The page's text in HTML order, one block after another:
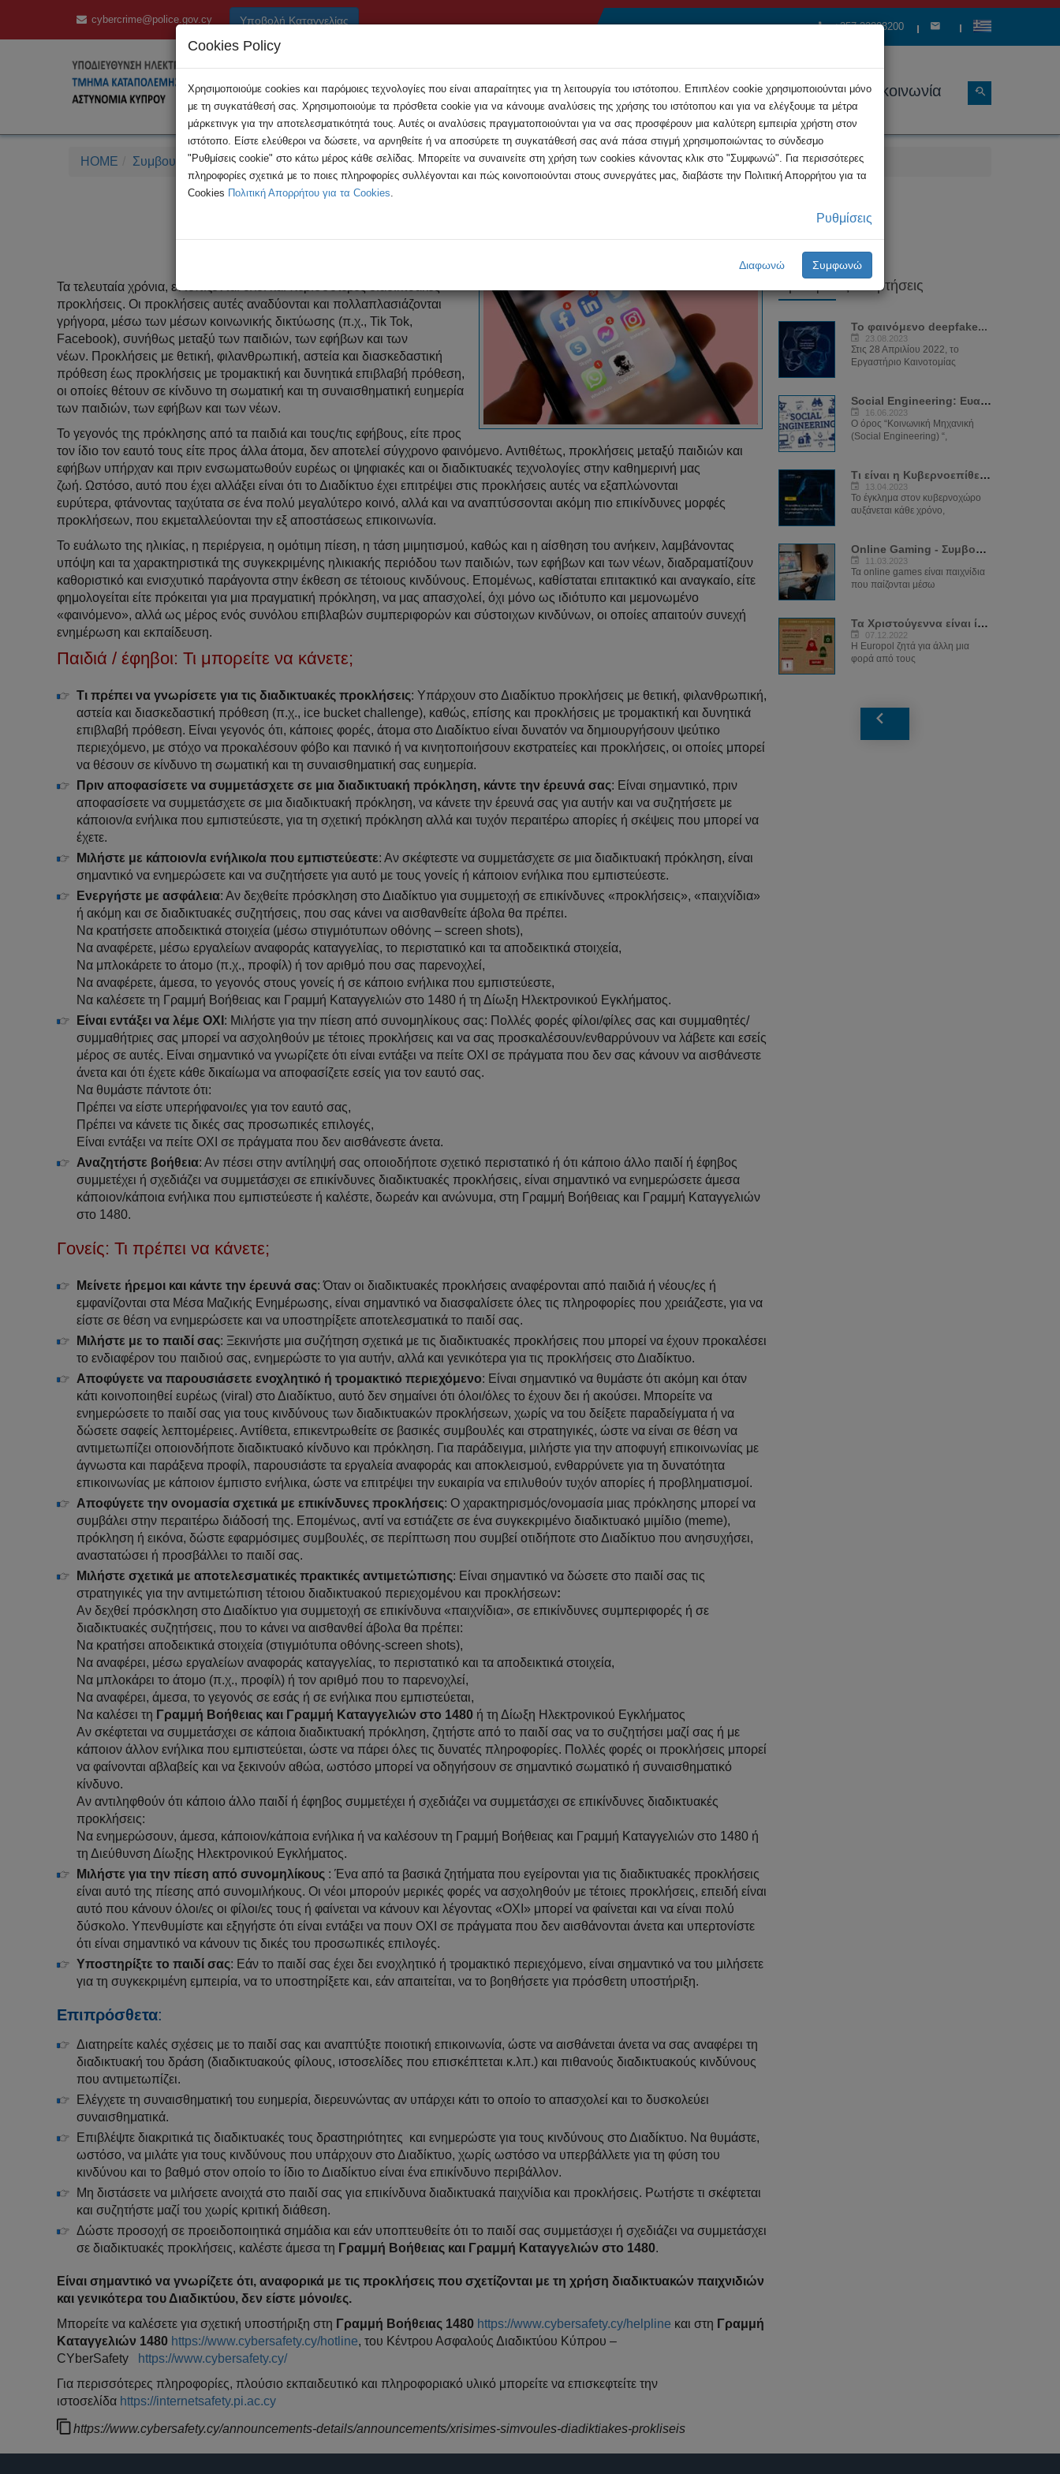
cybercrime@police.gov.cy Υποβολή Καταγγελίας +357 22808200
Αρχική Συμβουλές Εκδηλώσεις Ανακοινώσεις Διάρθρωση Επικοινωνία
HOME Συμβουλές Ασφάλεια στο Διαδίκτυο Διαδικτυακές Προκλήσεις - Τρόποι αντιμετώπισης
Τα τελευταία χρόνια, εντοπίζονται όλοι και περισσότερες διαδικτυακές
προκλήσεις. Οι προκλήσεις αυτές αναδύονται και πολλαπλασιάζονται
γρήγορα, μέσω των μέσων κοινωνικής δικτύωσης (π.χ., Tik Tok,
Facebook), συνήθως μεταξύ των παιδιών, των εφήβων και των
νέων. Προκλήσεις με θετική, φιλανθρωπική, αστεία και διασκεδαστική
πρόθεση έως προκλήσεις με τρομακτική και δυνητικά επιβλαβή πρόθεση,
οι οποίες θέτουν σε κίνδυνο τη σωματική και τη συναισθηματική ευημερία
των παιδιών, των εφήβων και των νέων.
Το γεγονός της πρόκλησης από τα παιδιά και τους/τις εφήβους, είτε προς
τον ίδιο τον εαυτό τους είτε προς άλλα άτομα, δεν αποτελεί σύγχρονο φαινόμενο. Αντιθέτως, προκλήσεις μεταξύ παιδιών και
εφήβων υπήρχαν και πριν ενσωματωθούν ευρέως οι ψηφιακές και οι διαδικτυακές τεχνολογίες στην καθημερινή μας
ζωή. Ωστόσο, αυτό που έχει αλλάξει είναι ότι το Διαδίκτυο έχει επιτρέψει στις προκλήσεις αυτές να εξαπλώνονται
ευρύτερα, φτάνοντας ταχύτατα σε ένα πολύ μεγαλύτερο κοινό, αλλά και να αναπτύσσονται ακόμη πιο επικίνδυνες μορφές
προκλήσεων, που εκμεταλλεύονται την εξ αποστάσεως επικοινωνία.
Το ευάλωτο της ηλικίας, η περιέργεια, η ομότιμη πίεση, η τάση μιμητισμού, καθώς και η αίσθηση του ανήκειν, λαμβάνοντας
υπόψη και τα χαρακτηριστικά της συγκεκριμένης ηλικιακής περιόδου των παιδιών, των εφήβων και των νέων, διαδραματίζουν
καθοριστικό και ενισχυτικό παράγοντα στην έκθεση σε τέτοιους κινδύνους. Επομένως, καθίσταται επιτακτικό και αναγκαίο, είτε
φημολογείται είτε πρόκειται για μια πραγματική πρόκληση, να μας απασχολεί, όχι μόνο ως ιδιότυπο και μεμονωμένο
«φαινόμενο», αλλά ως μέρος ενός συνόλου επιβλαβών συμπεριφορών και σύστοιχων κινδύνων, οι οποίες απαιτούν συνεχή
ενημέρωση και εκπαίδευση.
Παιδιά / έφηβοι: Τι μπορείτε να κάνετε;
Τι πρέπει να γνωρίσετε για τις διαδικτυακές προκλήσεις: Υπάρχουν στο Διαδίκτυο προκλήσεις με θετική, φιλανθρωπική,
αστεία και διασκεδαστική πρόθεση (π.χ., ice bucket challenge), καθώς, επίσης και προκλήσεις με τρομακτική και δυνητικά
επιβλαβή πρόθεση. Είναι γεγονός ότι, κάποιες φορές, άτομα στο Διαδίκτυο είναι δυνατόν να δημιουργήσουν ψεύτικο
περιεχόμενο, με στόχο να προκαλέσουν φόβο και πανικό ή να κινητοποιήσουν εκστρατείες και προκλήσεις, οι οποίες μπορεί
να θέσουν σε κίνδυνο τη σωματική και τη συναισθηματική σας ευημερία.
Πριν αποφασίσετε να συμμετάσχετε σε μια διαδικτυακή πρόκληση, κάντε την έρευνά σας: Είναι σημαντικό, πριν
αποφασίσετε να συμμετάσχετε σε μια διαδικτυακή πρόκληση, να κάνετε την έρευνά σας για αυτήν και να συζητήσετε με
κάποιον/α ενήλικα που εμπιστεύεστε, για τη σχετική πρόκληση αλλά και τυχόν περαιτέρω απορίες ή σκέψεις που μπορεί να
έχετε.
Μιλήστε με κάποιον/α ενήλικο/α που εμπιστεύεστε: Αν σκέφτεστε να συμμετάσχετε σε μια διαδικτυακή πρόκληση, είναι
σημαντικό να ενημερώσετε και να συζητήσετε για αυτό με τους γονείς ή κάποιον ενήλικα που εμπιστεύεστε.
Ενεργήστε με ασφάλεια: Αν δεχθείτε πρόσκληση στο Διαδίκτυο για συμμετοχή σε επικίνδυνες «προκλήσεις», «παιχνίδια»
ή ακόμη και σε διαδικτυακές συζητήσεις, που σας κάνει να αισθανθείτε άβολα θα πρέπει.
Να κρατήσετε αποδεικτικά στοιχεία (μέσω στιγμιότυπων οθόνης – screen shots),
Να αναφέρετε, μέσω εργαλείων αναφοράς καταγγελίας, το περιστατικό και τα αποδεικτικά στοιχεία,
Να μπλοκάρετε το άτομο (π.χ., προφίλ) ή τον αριθμό που σας παρενοχλεί,
Να αναφέρετε, άμεσα, το γεγονός στους γονείς ή σε κάποιο ενήλικα που εμπιστεύεστε,
Να καλέσετε τη Γραμμή Βοήθειας και Γραμμή Καταγγελιών στο 1480 ή τη Δίωξη Ηλεκτρονικού Εγκλήματος.
Είναι εντάξει να λέμε ΟΧΙ : Μιλήστε για την πίεση από συνομηλίκους σας: Πολλές φορές φίλοι/φίλες σας και συμμαθητές/
συμμαθήτριες σας μπορεί να ασχοληθούν με τέτοιες προκλήσεις και να σας προσκαλέσουν/ενθαρρύνουν να λάβετε και εσείς
μέρος σε αυτές. Είναι σημαντικό να γνωρίζετε ότι είναι εντάξει να πείτε ΟΧΙ σε πράγματα που δεν σας κάνουν να αισθάνεστε
άνετα και ότι έχετε κάθε δικαίωμα να αποφασίζετε εσείς για τον εαυτό σας.
Να θυμάστε πάντοτε ότι:
Πρέπει να είστε υπερήφανοι/ες για τον εαυτό σας,
Πρέπει να κάνετε τις δικές σας προσωπικές επιλογές,
Είναι εντάξει να πείτε ΟΧΙ σε πράγματα που δεν αισθάνεστε άνετα.
Αναζητήστε βοήθεια: Αν πέσει στην αντίληψή σας οποιοδήποτε σχετικό περιστατικό ή ότι κάποιο άλλο παιδί ή έφηβος
συμμετέχει ή σχεδιάζει να συμμετάσχει σε επικίνδυνες διαδικτυακές προκλήσεις, είναι σημαντικό να ενημερώσετε άμεσα
κάποιον/κάποια ενήλικα που εμπιστεύεστε ή καλέστε, δωρεάν και ανώνυμα, στη Γραμμή Βοήθειας και Γραμμή Καταγγελιών
στο 1480.
Γονείς: Τι πρέπει να κάνετε;
Μείνετε ήρεμοι και κάντε την έρευνά σας: Όταν οι διαδικτυακές προκλήσεις αναφέρονται από παιδιά ή νέους/ες ή
εμφανίζονται στα Μέσα Μαζικής Ενημέρωσης, είναι σημαντικό να διασφαλίσετε όλες τις πληροφορίες που χρειάζεστε, για να
είστε σε θέση να ενημερώσετε και να υποστηρίξετε αποτελεσματικά το παιδί σας.
Μιλήστε με το παιδί σας: Ξεκινήστε μια συζήτηση σχετικά με τις διαδικτυακές προκλήσεις που μπορεί να έχουν προκαλέσει
το ενδιαφέρον του παιδιού σας, ενημερώστε το για αυτήν, αλλά και γενικότερα για τις προκλήσεις στο Διαδίκτυο.
Αποφύγετε να παρουσιάσετε ενοχλητικό ή τρομακτικό περιεχόμενο: Είναι σημαντικό να θυμάστε ότι ακόμη και όταν
κάτι κοινοποιηθεί ευρέως (viral) στο Διαδίκτυο, αυτό δεν σημαίνει ότι όλοι/όλες το έχουν δει ή ακούσει. Μπορείτε να
ενημερώσετε το παιδί σας για τους κινδύνους των διαδικτυακών προκλήσεων, χωρίς να του δείξετε παραδείγματα ή να
δώσετε σαφείς λεπτομέρειες. Αντίθετα, επικεντρωθείτε σε βασικές συμβουλές και στρατηγικές, ώστε να είναι σε θέση να
αντιμετωπίζει οποιονδήποτε διαδικτυακό κίνδυνο και πρόκληση. Για παράδειγμα, μιλήστε για την αποφυγή επικοινωνίας με
άγνωστα και παράξενα προφίλ, παρουσιάστε τα εργαλεία αναφοράς και αποκλεισμού, ενθαρρύνετε για τη δυνατότητα
επικοινωνίας με κάποιον έμπιστο ενήλικα, ώστε να επιτρέψει την ευκαιρία να επιλυθούν τυχόν απορίες ή προβληματισμοί.
Αποφύγετε την ονομασία σχετικά με επικίνδυνες προκλήσεις: Ο χαρακτηρισμός/ονομασία μιας πρόκλησης μπορεί να
συμβάλει στην περαιτέρω διάδοσή της. Επομένως, αντί να εστιάζετε σε ένα συγκεκριμένο διαδικτυακό μιμίδιο (meme),
πρόκληση ή εικόνα, δώστε εφαρμόσιμες συμβουλές, σε περίπτωση που συμβεί οτιδήποτε στο Διαδίκτυο που ανησυχήσει,
αναστατώσει ή προσβάλλει το παιδί σας.
Μιλήστε σχετικά με αποτελεσματικές πρακτικές αντιμετώπισης: Είναι σημαντικό να δώσετε στο παιδί σας τις
στρατηγικές για την αντιμετώπιση τέτοιου διαδικτυακού περιεχομένου και προκλήσεων:
Αν δεχθεί πρόσκληση στο Διαδίκτυο για συμμετοχή σε επικίνδυνα «παιχνίδια», σε επικίνδυνες συμπεριφορές ή σε
διαδικτυακές συζητήσεις, που το κάνει να αισθανθεί άβολα θα πρέπει:
Να κρατήσει αποδεικτικά στοιχεία (στιγμιότυπα οθόνης-screen shots),
Να αναφέρει, μέσω εργαλείων αναφοράς καταγγελίας, το περιστατικό και τα αποδεικτικά στοιχεία,
Να μπλοκάρει το άτομο (π.χ., προφίλ) ή τον αριθμό που το παρενοχλεί,
Να αναφέρει, άμεσα, το γεγονός σε εσάς ή σε ενήλικα που εμπιστεύεται,
Να καλέσει τη Γραμμή Βοήθειας και Γραμμή Καταγγελιών στο 1480 ή τη Δίωξη Ηλεκτρονικού Εγκλήματος
Αν σκέφτεται να συμμετάσχει σε κάποια διαδικτυακή πρόκληση, ζητήστε από το παιδί σας να το συζητήσει μαζί σας ή με
κάποιον άλλον ενήλικα που εμπιστεύεται, ώστε να πάρει όλες τις δυνατές πληροφορίες. Πολλές φορές οι προκλήσεις μπορεί
να φαίνονται αβλαβείς και να ξεκινούν αθώα, ωστόσο μπορεί να οδηγήσουν σε σημαντικό σωματικό ή συναισθηματικό
κίνδυνο.
Αν αντιληφθούν ότι κάποιο άλλο παιδί ή έφηβος συμμετέχει ή σχεδιάζει να συμμετάσχει σε επικίνδυνες διαδικτυακές
προκλήσεις:
Να ενημερώσουν, άμεσα, κάποιον/κάποια ενήλικα ή να καλέσουν τη Γραμμή Βοήθειας και Γραμμή Καταγγελιών στο 1480 ή
τη Διεύθυνση Δίωξης Ηλεκτρονικού Εγκλήματος.
Μιλήστε για την πίεση από συνομηλίκους : Ένα από τα βασικά ζητήματα που εγείρονται για τις διαδικτυακές προκλήσεις
είναι αυτό της πίεσης από συνομιλήκους. Οι νέοι μπορούν μερικές φορές να ασχοληθούν με τέτοιες προκλήσεις, επειδή είναι
αυτό που κάνουν όλοι/ες οι φίλοι/ες τους ή φαίνεται να κάνουν και λέγοντας «ΟΧΙ» μπορεί να φαίνεται και να είναι πολύ
δύσκολο. Υπενθυμίστε και εξηγήστε ότι είναι εντάξει να πουν ΟΧΙ σε πράγματα που δεν αισθάνονται άνετα και υπερτονίστε
ότι είναι σημαντικό να κάνουν τις δικές του προσωπικές επιλογές.
Υποστηρίξτε το παιδί σας: Εάν το παιδί σας έχει δει ενοχλητικό ή τρομακτικό περιεχόμενο, είναι σημαντικό να του μιλήσετε
για τη συγκεκριμένη εμπειρία, να το υποστηρίξετε και, εάν απαιτείται, να το βοηθήσετε για πρόσθετη υποστήριξη.
Επιπρόσθετα:
Διατηρείτε καλές σχέσεις με το παιδί σας και αναπτύξτε ποιοτική επικοινωνία, ώστε να αισθάνεται άνετα να σας αναφέρει τη
διαδικτυακή του δράση (διαδικτυακούς φίλους, ιστοσελίδες που επισκέπτεται κ.λπ.) και πιθανούς διαδικτυακούς κινδύνους
που αντιμετωπίζει.
Ελέγχετε τη συναισθηματική του ευημερία, διερευνώντας αν υπάρχει κάτι το οποίο το απασχολεί και το δυσκολεύει
συναισθηματικά.
Επιβλέψτε διακριτικά τις διαδικτυακές τους δραστηριότητες και ενημερώστε για τους κινδύνους στο Διαδίκτυο. Να θυμάστε,
ωστόσο, να μιλάτε για τους κινδύνους που υπάρχουν στο Διαδίκτυο, χωρίς ωστόσο να υπερβάλλετε για τη φύση του
κινδύνου και το βαθμό στον οποίο το ίδιο το Διαδίκτυο είναι ένα επικίνδυνο περιβάλλον.
Μη διστάσετε να μιλήσετε ανοιχτά στο παιδί σας για επικίνδυνα διαδικτυακά παιχνίδια και προκλήσεις. Ρωτήστε τι σκέφτεται
και συζητήστε μαζί του χωρίς κριτική διάθεση.
Δώστε προσοχή σε προειδοποιητικά σημάδια και εάν υποπτευθείτε ότι το παιδί σας συμμετάσχει ή σχεδιάζει να συμμετάσχει
σε διαδικτυακές προκλήσεις, καλέστε άμεσα τη Γραμμή Βοήθειας και Γραμμή Καταγγελιών στο 1480.
Είναι σημαντικό να γνωρίζετε ότι, αναφορικά με τις προκλήσεις που σχετίζονται με τη χρήση διαδικτυακών παιχνιδιών
και γενικότερα του Διαδικτύου, δεν είστε μόνοι/ες.
Μπορείτε να καλέσετε για σχετική υποστήριξη στη Γραμμή Βοήθειας 1480 https://www.cybersafety.cy/helpline και στη Γραμμή
Καταγγελιών 1480 https://www.cybersafety.cy/hotline, του Κέντρου Ασφαλούς Διαδικτύου Κύπρου –
CYberSafety
https://www.cybersafety.cy/
Για περισσότερες πληροφορίες, πλούσιο εκπαιδευτικό και πληροφοριακό υλικό μπορείτε να επισκεφτείτε την
ιστοσελίδα https://internetsafety.pi.ac.cy
Πρόσφατες Αναρτήσεις
Το φαινόμενο deepfake...
23.08.2023
Στις 28 Απριλίου 2022, το
Εργαστήριο Καινοτομίας
Social Engineering: Ευαισθητοποίηση των...
16.06.2023
O όρος “Κοινωνική Μηχανική
(Social Engineering) “,
Τι είναι η Κυβερνοεπίθεση και ποιοί οι...
13.04.2023
Το έγκλημα στον κυβερνοχώρο
αυξάνεται κάθε χρόνο,
Online Gaming - Συμβουλές για γονείς...
11.03.2023
Τα online games είναι παιχνίδια
που παίζονται μέσω
Τα Χριστούγεννα είναι ίσως η...
07.12.2022
Η Europol ζητά για άλλη μια
φορά από τους
https://www.cybersafety.cy/announcements-details/announcements/xrisimes-simvoules-diadiktiakes-prokliseis
Cookies Policy
Χρησιμοποιούμε cookies και παρόμοιες τεχνολογίες που είναι απαραίτητες για τη λειτουργία του ιστότοπου. Επιπλέον cookie χρησιμοποιούνται μόνο
με τη συγκατάθεσή σας. Χρησιμοποιούμε τα πρόσθετα cookie για να κάνουμε αναλύσεις της χρήσης του ιστότοπου και για να ελέγξουμε τα μέτρα
μάρκετινγκ για την αποτελεσματικότητά τους. Αυτές οι αναλύσεις πραγματοποιούνται για να σας προσφέρουν μια καλύτερη εμπειρία χρήστη στον
ιστότοπο. Είστε ελεύθεροι να δώσετε, να αρνηθείτε ή να αποσύρετε τη συγκατάθεσή σας ανά πάσα στιγμή χρησιμοποιώντας το σύνδεσμο
"Ρυθμίσεις cookie" στο κάτω μέρος κάθε σελίδας. Μπορείτε να συναινείτε στη χρήση των cookies κάνοντας κλικ στο "Συμφωνώ". Για περισσότερες
πληροφορίες σχετικά με το ποιες πληροφορίες συλλέγονται και πώς κοινοποιούνται στους συνεργάτες μας, διαβάστε την Πολιτική Απορρήτου για τα
Cookies Πολιτική Απορρήτου για τα Cookies.
Ρυθμίσεις
Διαφωνώ Συμφωνώ